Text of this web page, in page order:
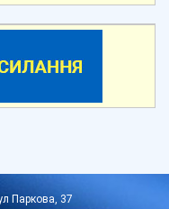
Паркова, 37